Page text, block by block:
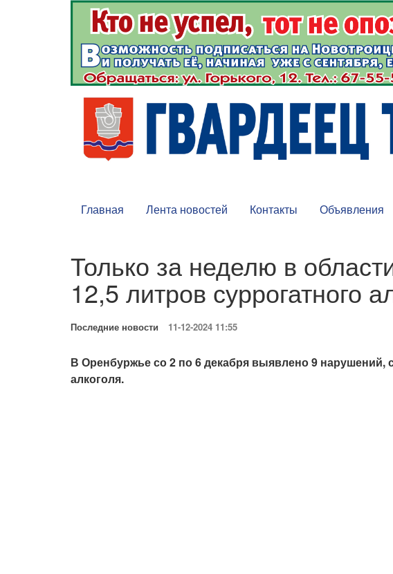
Главная Лента новостей Контакты Объявления
Только за неделю в
12,5 литров суррогатного
Последние новости 11-12-2024 11:55
В Оренбуржье со 2 по 6 декабря выявлено 9
алкоголя.